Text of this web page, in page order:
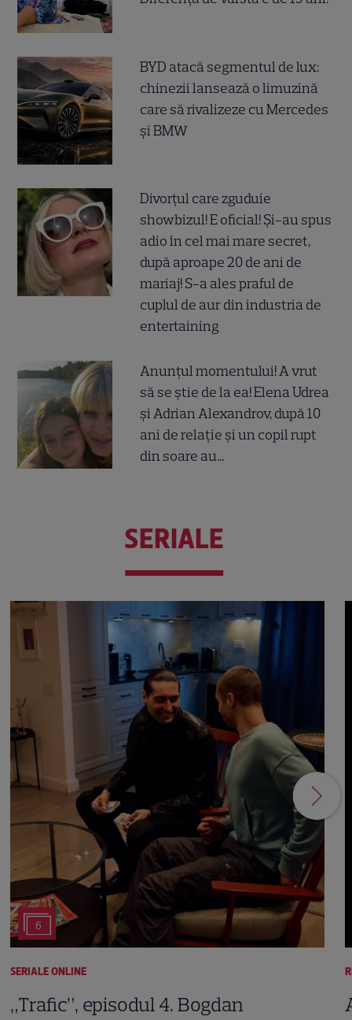
BYD atacă segmentul de lux:
chinezii lansează o limuzină
care să rivalizeze cu Mercedes
și BMW
Divorțul care zguduie
showbizul! E oficial! Și-au spus
adio în cel mai mare secret,
după aproape 20 de ani de
mariaj! S-a ales praful de
cuplul de aur din industria de
entertaining
Anunțul momentului! A vrut
să se știe de la ea! Elena Udrea
și Adrian Alexandrov, după 10
ani de relație și un copil rupt
din soare au...
SERIALE
6
SERIALE ONLINE
„Trafic”, episodul 4. Bogdan